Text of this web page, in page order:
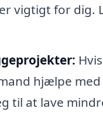
vigtigt for dig.
hjælpe
til at lave